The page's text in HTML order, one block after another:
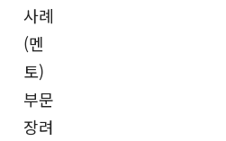
사례
(멘
토)
부문
장려